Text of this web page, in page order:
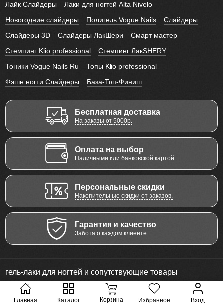
Главная Каталог Корзина Избранное Вход
Лайк Слайдеры
Лаки для ногтей Alta Nivelo
Новогодние слайдеры
Полигель Vogue Nails
Слайдеры
Слайдеры 3D
Слайдеры ЛакШери
Смарт мастер
Стемпинг Klio professional
Стемпинг ЛакSHERY
Тоники Vogue Nails Ru
Топы Klio professional
Фэшн ногти Слайдеры
База-Топ-Финиш
Бесплатная доставка
На заказы от 5000р.
Оплата на выбор
Наличными или банковской картой.
Персональные скидки
Накопительные скидки от заказов.
Гарантия и качество
Забота о каждом клиенте.
гель-лаки для ногтей и сопутствующие товары
© 2011 - 2026 Все права защищены